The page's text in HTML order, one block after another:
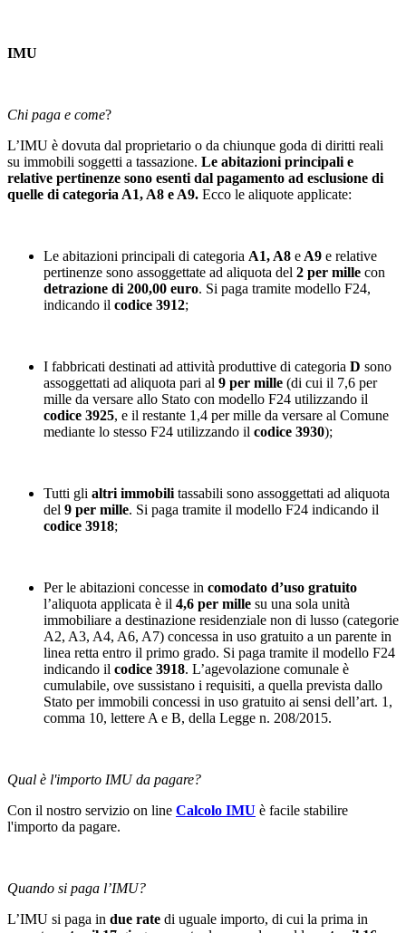
IMU
Chi paga e come?
L’IMU è dovuta dal proprietario o da chiunque goda di diritti reali
su immobili soggetti a tassazione. Le abitazioni principali e
relative pertinenze sono esenti dal pagamento ad esclusione di
quelle di categoria A1, A8 e A9. Ecco le aliquote applicate:
Le abitazioni principali di categoria A1, A8 e A9 e relative
pertinenze sono assoggettate ad aliquota del 2 per mille con
detrazione di 200,00 euro. Si paga tramite modello F24,
indicando il codice 3912;
I fabbricati destinati ad attività produttive di categoria D sono
assoggettati ad aliquota pari al 9 per mille (di cui il 7,6 per
mille da versare allo Stato con modello F24 utilizzando il
codice 3925, e il restante 1,4 per mille da versare al Comune
mediante lo stesso F24 utilizzando il codice 3930);
Tutti gli altri immobili tassabili sono assoggettati ad aliquota
del 9 per mille. Si paga tramite il modello F24 indicando il
codice 3918;
Per le abitazioni concesse in comodato d’uso gratuito
l’aliquota applicata è il 4,6 per mille su una sola unità
immobiliare a destinazione residenziale non di lusso (categorie
A2, A3, A4, A6, A7) concessa in uso gratuito a un parente in
linea retta entro il primo grado. Si paga tramite il modello F24
indicando il codice 3918. L’agevolazione comunale è
cumulabile, ove sussistano i requisiti, a quella prevista dallo
Stato per immobili concessi in uso gratuito ai sensi dell’art. 1,
comma 10, lettere A e B, della Legge n. 208/2015.
Qual è l'importo IMU da pagare?
Con il nostro servizio on line Calcolo IMU è facile stabilire
l'importo da pagare.
Quando si paga l’IMU?
L’IMU si paga in due rate di uguale importo, di cui la prima in